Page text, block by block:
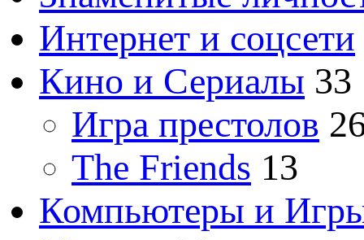
Интернет и соцсети
Кино и Сериалы 33
Игра престолов
The Friends 13
Компьютеры и